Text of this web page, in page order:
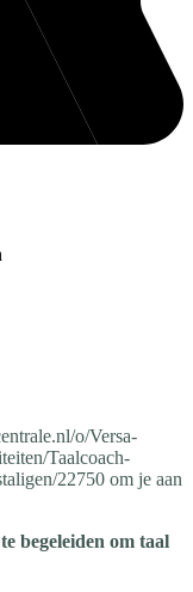
o/Versa-
Taalcoach-
22750 om je aan
begeleiden om taal